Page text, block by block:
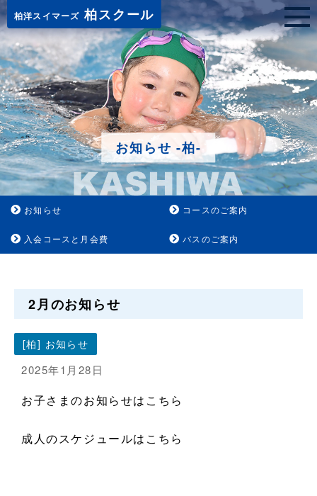
柏洋スイマーズ 柏スクール
お知らせ -柏-
お知らせ コースのご案内
入会コースと月会費 バスのご案内
2月のお知らせ
[柏] お知らせ
2025年1月28日
お子さまのお知らせはこちら
成人のスケジュールはこちら